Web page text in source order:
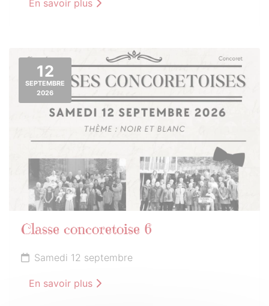
En savoir plus
12
SEPTEMBRE
2026
Classe concoretoise 6
Samedi 12 septembre
En savoir plus